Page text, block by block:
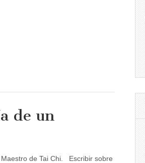
de un
de Tai Chi. Escribir sobre